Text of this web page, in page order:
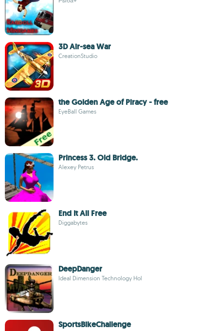
3D Air-sea War
CreationStudio
the Golden Age of Piracy - free
EyeBall Games
Princess 3. Old Bridge.
Alexey Petrus
End It All Free
Diggabytes
DeepDanger
Ideal Dimension Technology Hol
SportsBikeChallenge